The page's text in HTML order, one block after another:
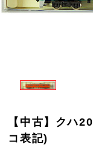
【中古】クハ
コ表記)